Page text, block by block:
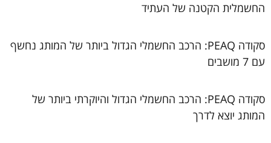
החשמלית הקטנה של העתיד
סקודה PEAQ: הרכב החשמלי הגדול ביותר של המותג נחשף
עם 7 מושבים
סקודה PEAQ: הרכב החשמלי הגדול והיוקרתי ביותר של
המותג יוצא לדרך